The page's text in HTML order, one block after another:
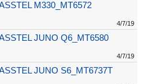
M330_MT6572
4/7/19
JUNO Q6_MT6580
4/7/19
JUNO S6_MT6737T